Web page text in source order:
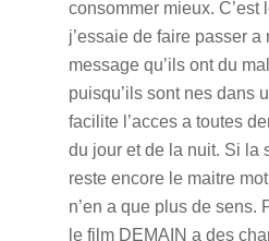
consommer mieux. C’est
j’essaie de faire passer a
message qu’ils ont du
puisqu’ils sont nes dans
facilite l’acces a toutes
du jour et de la nuit. Si la
reste encore le maitre
n’en a que plus de sens.
le film DEMAIN a des